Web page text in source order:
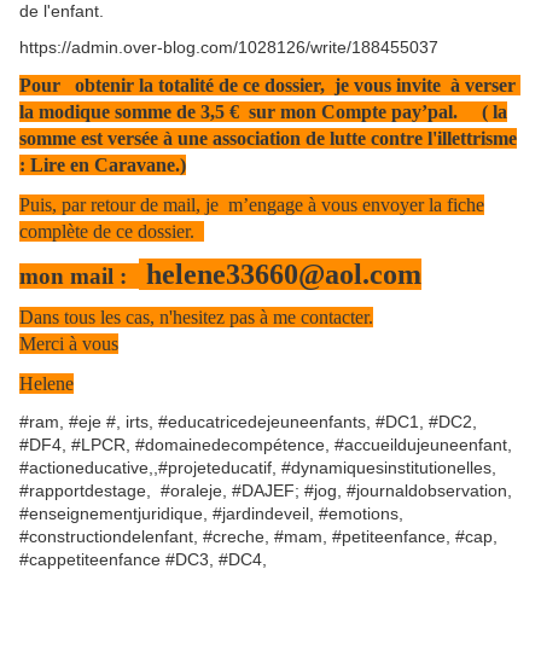
de l'enfant.
https://admin.over-blog.com/1028126/write/188455037
Pour obtenir la totalité de ce dossier, je vous invite à verser
la modique somme de 3,5 € sur mon Compte pay’pal. ( la
somme est versée à une association de lutte contre l'illettrisme
: Lire en Caravane.)
Puis, par retour de mail, je m’engage à vous envoyer la fiche
complète de ce dossier.
mon mail : helene33660@aol.com
Dans tous les cas, n'hesitez pas à me contacter.
Merci à vous
Helene
#ram, #eje #, irts, #educatricedejeuneenfants, #DC1, #DC2,
#DF4, #LPCR, #domainedecompétence, #accueildujeuneenfant,
#actioneducative,,#projeteducatif, #dynamiquesinstitutionelles,
#rapportdestage, #oraleje, #DAJEF; #jog, #journaldobservation,
#enseignementjuridique, #jardindeveil, #emotions,
#constructiondelenfant, #creche, #mam, #petiteenfance, #cap,
#cappetiteenfance #DC3, #DC4,